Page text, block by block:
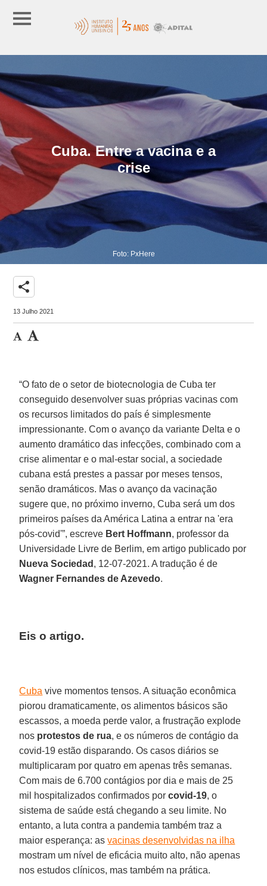
Cuba. Entre a vacina e a
crise
Foto: PxHere
share
13 Julho 2021
“O fato de o setor de biotecnologia de Cuba ter
conseguido desenvolver suas próprias vacinas com
os recursos limitados do país é simplesmente
impressionante. Com o avanço da variante Delta e o
aumento dramático das infecções, combinado com a
crise alimentar e o mal-estar social, a sociedade
cubana está prestes a passar por meses tensos,
senão dramáticos. Mas o avanço da vacinação
sugere que, no próximo inverno, Cuba será um dos
primeiros países da América Latina a entrar na 'era
pós-covid'”, escreve Bert Hoffmann, professor da
Universidade Livre de Berlim, em artigo publicado por
Nueva Sociedad , 12-07-2021. A tradução é de
Wagner Fernandes de Azevedo.
Eis o artigo.
Cuba vive momentos tensos. A situação econômica
piorou dramaticamente, os alimentos básicos são
escassos, a moeda perde valor, a frustração explode
nos protestos de rua, e os números de contágio da
covid-19 estão disparando. Os casos diários se
multiplicaram por quatro em apenas três semanas.
Com mais de 6.700 contágios por dia e mais de 25
mil hospitalizados confirmados porcovid-19, o
sistema de saúde está chegando a seu limite. No
entanto, a luta contra a pandemia também traz a
maior esperança: asvacinas desenvolvidas na ilha
mostram um nível de eficácia muito alto, não apenas
nos estudos clínicos, mas também na prática.